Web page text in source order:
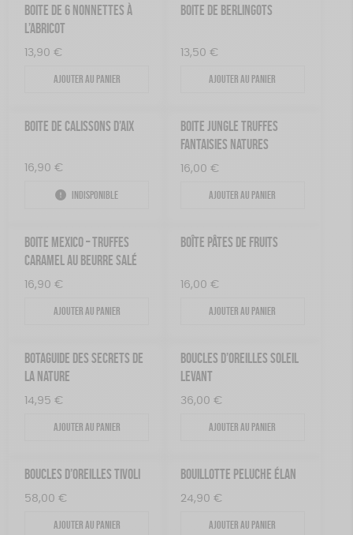
BOITE DE 6 NONNETTES À
L’ABRICOT
13,90 €
Ajouter au panier
BOITE DE BERLINGOTS
13,50 €
Ajouter au panier
BOITE DE CALISSONS D’AIX
16,90 €
Indisponible
BOITE JUNGLE TRUFFES
FANTAISIES NATURES
16,00 €
Ajouter au panier
BOITE MEXICO – TRUFFES
CARAMEL AU BEURRE SALÉ
16,90 €
Ajouter au panier
BOÎTE PÂTES DE FRUITS
16,00 €
Ajouter au panier
BOTAGUIDE DES SECRETS DE
LA NATURE
14,95 €
Ajouter au panier
BOUCLES D’OREILLES SOLEIL
LEVANT
36,00 €
Ajouter au panier
BOUCLES D’OREILLES TIVOLI
58,00 €
Ajouter au panier
BOUILLOTTE PELUCHE ÉLAN
24,90 €
Ajouter au panier